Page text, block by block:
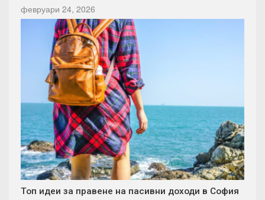
февруари 24, 2026
Топ идеи за правене на пасивни доходи в София